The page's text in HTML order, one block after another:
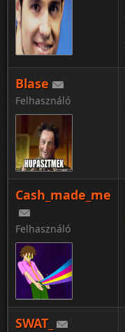
Blase
Felhasználó
Cash_made_me
Felhasználó
SWAT_